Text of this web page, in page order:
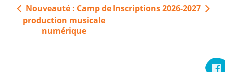
Navigation
de
l’article
Nouveauté : Camp de
production musicale
numérique
Inscriptions 2026-2027